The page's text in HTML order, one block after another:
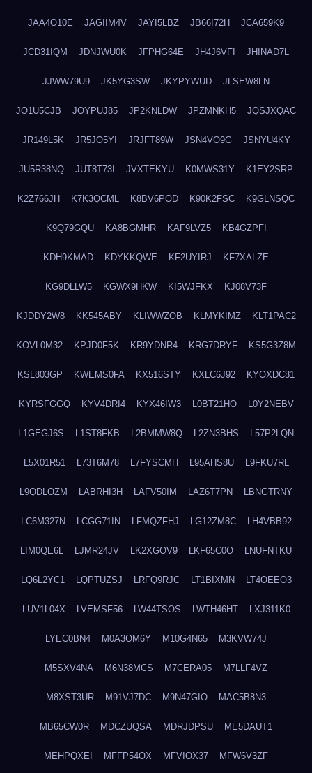
JAA4O10E JAGIIM4V JAYI5LBZ JB66I72H JCA659K9
JCD31IQM JDNJWU0K JFPHG64E JH4J6VFI JHINAD7L
JJWW79U9 JK5YG3SW JKYPYWUD JLSEW8LN
JO1U5CJB JOYPUJ85 JP2KNLDW JPZMNKH5 JQSJXQAC
JR149L5K JR5JO5YI JRJFT89W JSN4VO9G JSNYU4KY
JU5R38NQ JUT8T73I JVXTEKYU K0MWS31Y K1EY2SRP
K2Z766JH K7K3QCML K8BV6POD K90K2FSC K9GLNSQC
K9Q79GQU KA8BGMHR KAF9LVZ5 KB4GZPFI
KDH9KMAD KDYKKQWE KF2UYIRJ KF7XALZE
KG9DLLW5 KGWX9HKW KI5WJFKX KJ08V73F
KJDDY2W8 KK545ABY KLIWWZOB KLMYKIMZ KLT1PAC2
KOVL0M32 KPJD0F5K KR9YDNR4 KRG7DRYF KS5G3Z8M
KSL803GP KWEMS0FA KX516STY KXLC6J92 KYOXDC81
KYRSFGGQ KYV4DRI4 KYX46IW3 L0BT21HO L0Y2NEBV
L1GEGJ6S L1ST8FKB L2BMMW8Q L2ZN3BHS L57P2LQN
L5X01R51 L73T6M78 L7FYSCMH L95AHS8U L9FKU7RL
L9QDLOZM LABRHI3H LAFV50IM LAZ6T7PN LBNGTRNY
LC6M327N LCGG71IN LFMQZFHJ LG12ZM8C LH4VBB92
LIM0QE6L LJMR24JV LK2XGOV9 LKF65C0O LNUFNTKU
LQ6L2YC1 LQPTUZSJ LRFQ9RJC LT1BIXMN LT4OEEO3
LUV1L04X LVEMSF56 LW44TSOS LWTH46HT LXJ311K0
LYEC0BN4 M0A3OM6Y M10G4N65 M3KVW74J
M5SXV4NA M6N38MCS M7CERA05 M7LLF4VZ
M8XST3UR M91VJ7DC M9N47GIO MAC5B8N3
MB65CW0R MDCZUQSA MDRJDPSU ME5DAUT1
MEHPQXEI MFFP54OX MFVIOX37 MFW6V3ZF